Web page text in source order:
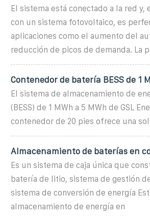
El sistema está conectado a la red y,
con un sistema fotovoltaico, es
aplicaciones como el aumento del
reducción de picos de demanda. La
Contenedor de batería BESS de 1
El sistema de almacenamiento de
(BESS) de 1 MWh a 5 MWh de GSL
contenedor de 20 pies ofrece una
Almacenamiento de baterías en
Es un sistema de caja única que
batería de litio, sistema de gestión
sistema de conversión de energía
almacenamiento de energía en